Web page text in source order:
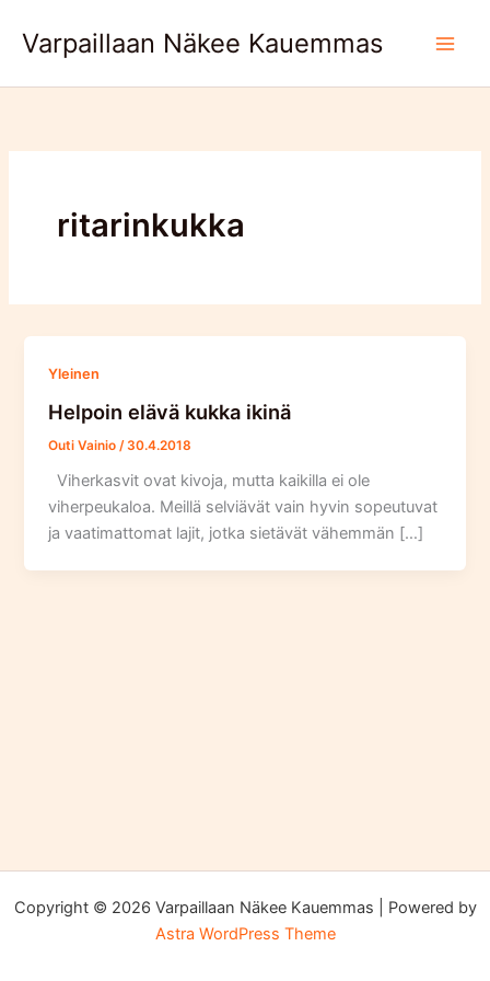
Varpaillaan Näkee Kauemmas
ritarinkukka
Yleinen
Helpoin elävä kukka ikinä
Outi Vainio / 30.4.2018
Viherkasvit ovat kivoja, mutta kaikilla ei ole
viherpeukaloa. Meillä selviävät vain hyvin sopeutuvat
ja vaatimattomat lajit, jotka sietävät vähemmän […]
Copyright © 2026 Varpaillaan Näkee Kauemmas | Powered by
Astra WordPress Theme